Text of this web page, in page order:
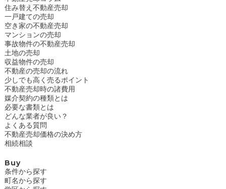
住み替え不動産売却
一戸建ての売却
空き家の不動産売却
マンションの売却
事故物件の不動産売却
土地の売却
収益物件の売却
不動産の売却の流れ
少しでも高く売るポイント
不動産売却時の諸費用
媒介契約の種類とは
必要な書類とは
どんな業者が良い？
よくある質問
不動産売却価格の決め方
相続相談
Buy
条件から探す
町名から探す